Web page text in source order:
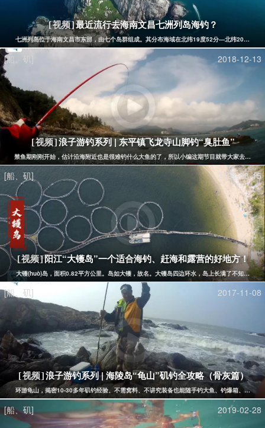
[视频]最近流行去海南文昌七洲列岛海钓？
七洲列岛位于海南文昌市东部，由七个岛群组成。其分布海域在北纬19度52分—北纬20度，
[船、矶] 2018-12-13
[视频]浪子游钓系列 | 东平镇飞龙寺山脚钓“臭肚鱼”
禁鱼期刚刚开始，估计沿海附近也是很难钓什么大鱼的了，所以小编这期节目就带大家去东平
[船、矶] 2021-08-15
[视频]阳江“大镬岛”一个适合海钓、赶海和露营的好地方！
大镬(huò)岛，面积0.82平方公里。岛如大镬，故名。大镬岛四边环水，岛上长满了不知名的
[船、矶] 2017-11-08
[视频]浪子游钓系列 | 海陵岛“龟山”矶钓全攻略（骨灰篇）
环游龟山，揭密10-30多年矶钓经验、不需窝料、不讲究装备也能随手钓大鱼、钓爆箱、追求"
[船、矶] 2019-02-28